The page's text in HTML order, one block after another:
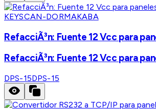
KEYSCAN-DORMAKABA
RefacciÃ³n: Fuente 12 Vcc para
RefacciÃ³n: Fuente 12 Vcc para
DPS-15DPS-15